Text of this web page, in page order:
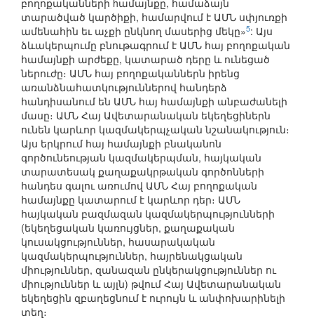
բողոքականների hամայնքը, համաձայն
տարածված կարծիքի, համարվում է ԱՄՆ սփյուռքի
ամենահին եւ աչքի ընկնող մասերից մեկը»5: Այս
ձևակերպումը բնութագրում է ԱՄՆ հայ բողոքական
համայնքի արժեքը, կատարած դերը և ունեցած
ներուժը։ ԱՄՆ հայ բողոքականներն իրենց
առանձնահատկություններով հանդերձ
հանդիսանում են ԱՄՆ հայ համայնքի անբաժանելի
մասը։ ԱՄՆ Հայ Ավետարանական եկեղեցիներն
ունեն կարևոր կազմակերպչական նշանակություն։
Այս երկրում հայ համայնքի բնականոն
գործունեության կազմակերպման, հայկական
տարատեսակ քաղաքակրթական գործոնների
հանդես գալու առումով ԱՄՆ Հայ բողոքական
համայնքը կատարում է կարևոր դեր։ ԱՄՆ
հայկական բազմազան կազմակերպությունների
(եկեղեցական կառույցներ, քաղաքական
կուսակցություններ, հասարակական
կազմակերպություններ, հայրենակցական
միություններ, զանազան ընկերակցություններ ու
միություններ և այլն) թվում Հայ Ավետարանական
եկեղեցին զբաղեցնում է ուրույն և անփոխարինելի
տեղ։